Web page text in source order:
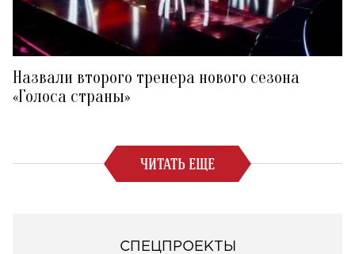
Назвали второго тренера нового сезона
«Голоса страны»
ЧИТАТЬ ЕЩЕ
СПЕЦПРОЕКТЫ